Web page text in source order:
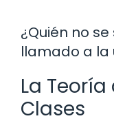
¿Quién no
llamado a la
La
Clases